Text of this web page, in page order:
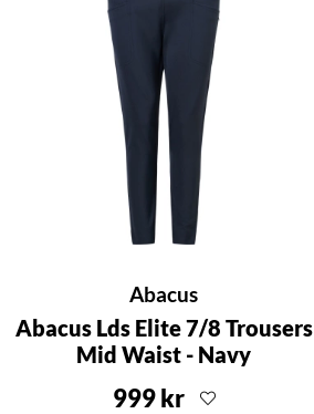
Abacus
Abacus Lds Elite 7/8 Trousers
Mid Waist - Navy
999 kr